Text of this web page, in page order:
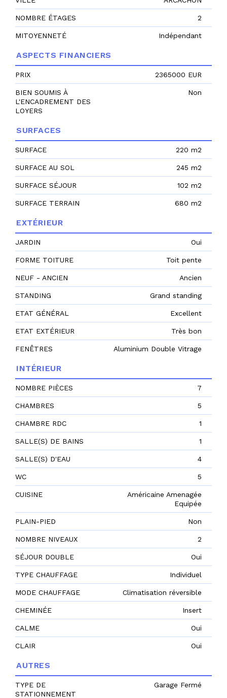
NOMBRE ÉTAGES 2
MITOYENNETÉ Indépendant
ASPECTS FINANCIERS
PRIX 2365000 EUR
BIEN SOUMIS À
L'ENCADREMENT DES
LOYERS
Non
SURFACES
SURFACE 220 m2
SURFACE AU SOL 245 m2
SURFACE SÉJOUR 102 m2
SURFACE TERRAIN 680 m2
EXTÉRIEUR
JARDIN Oui
FORME TOITURE Toit pente
NEUF - ANCIEN Ancien
STANDING Grand standing
ETAT GÉNÉRAL Excellent
ETAT EXTÉRIEUR Très bon
FENÊTRES Aluminium Double Vitrage
INTÉRIEUR
NOMBRE PIÈCES 7
CHAMBRES 5
CHAMBRE RDC 1
SALLE(S) DE BAINS 1
SALLE(S) D'EAU 4
WC 5
CUISINE
Américaine Amenagée
Equipée
PLAIN-PIED Non
NOMBRE NIVEAUX 2
SÉJOUR DOUBLE Oui
TYPE CHAUFFAGE Individuel
MODE CHAUFFAGE Climatisation réversible
CHEMINÉE Insert
CALME Oui
CLAIR Oui
AUTRES
TYPE DE
STATIONNEMENT
Garage Fermé